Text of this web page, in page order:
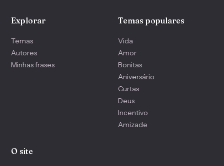
Explorar
Temas
Autores
Minhas frases
Temas populares
Vida
Amor
Bonitas
Aniversário
Curtas
Deus
Incentivo
Amizade
O site